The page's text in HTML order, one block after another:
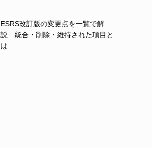
ESRS改訂版の変更点を一覧で解
説 統合・削除・維持された項目と
は